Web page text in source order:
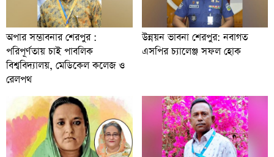
অপার সম্ভাবনার শেরপুর :
পরিপূর্ণতায় চাই পাবলিক
বিশ্ববিদ্যালয়, মেডিকেল কলেজ ও
রেলপথ
উন্নয়ন ভাবনা শেরপুর: নবাগত
এসপির চ্যালেঞ্জ সফল হোক